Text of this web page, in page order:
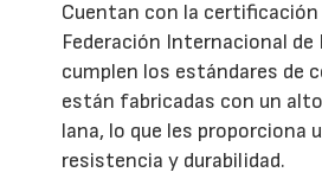
Cuentan con la certificación
Federación Internacional de
cumplen los estándares de
están fabricadas con un
lana, lo que les proporciona
resistencia y durabilidad.